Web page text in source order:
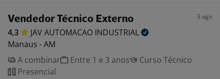
Vendedor Técnico Externo 3 ago
4,3 JAV AUTOMACAO INDUSTRIAL
Manaus - AM
A combinar
Entre 1 e 3 anos
Curso Técnico
Presencial